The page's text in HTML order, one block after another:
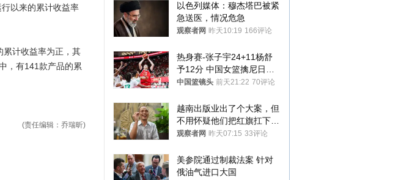
以来的累计收益率
计收益率为正，其
，有141款产品的累
(责任编辑：乔瑞昕)
以色列媒体：穆杰塔巴被紧
急送医，情况危急
观察者网 昨天10:19 166评论
热身赛-张子宇24+11杨舒
予12分 中国女篮擒尼日利
亚
中国篮镜头 前天21:22 70评论
越南出版业出了个大案，但
不用怀疑他们把红旗扛下去
的决心
观察者网 昨天07:15 33评论
美参院通过制裁法案 针对
俄油气进口大国